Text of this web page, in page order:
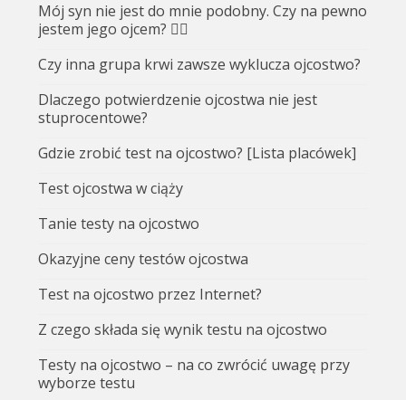
Mój syn nie jest do mnie podobny. Czy na pewno
jestem jego ojcem? 🤷‍♂️
Czy inna grupa krwi zawsze wyklucza ojcostwo?
Dlaczego potwierdzenie ojcostwa nie jest
stuprocentowe?
Gdzie zrobić test na ojcostwo? [Lista placówek]
Test ojcostwa w ciąży
Tanie testy na ojcostwo
Okazyjne ceny testów ojcostwa
Test na ojcostwo przez Internet?
Z czego składa się wynik testu na ojcostwo
Testy na ojcostwo – na co zwrócić uwagę przy
wyborze testu